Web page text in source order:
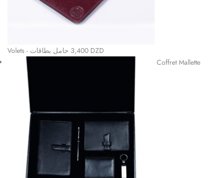
Volets - حامل بطاقات 3,400 DZD
Coffret Mallette